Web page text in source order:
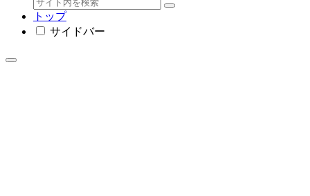
トップ
サイドバー